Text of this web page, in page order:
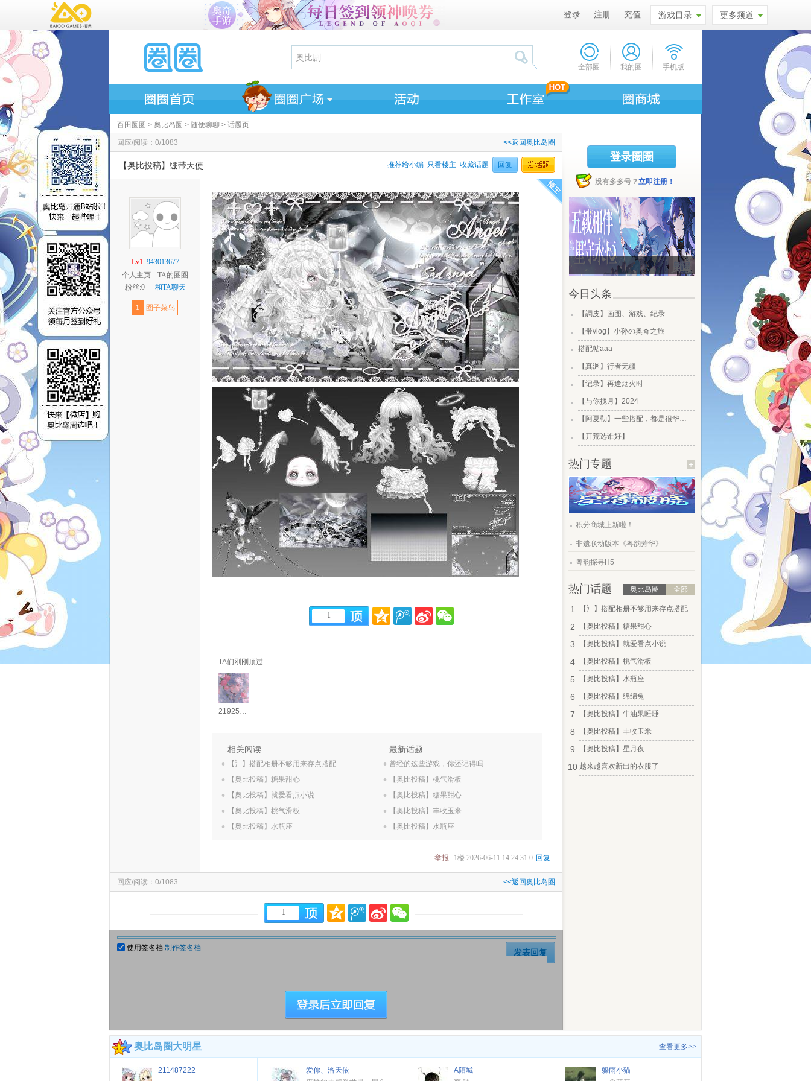
充值 游戏目录 更多频道
登录 注册
全部圈 我的圈 手机版
百田圈圈 > 奥比岛圈 > 随便聊聊 > 话题页
<<返回奥比岛圈
回应/阅读：0/1083
【奥比投稿】绷带天使 回复
收藏话题
只看楼主
推荐给小编
Lv1 943013677
个人主页
TA的圈圈
粉丝:0
和TA聊天
1 圈子菜鸟
1
TA们刚刚顶过
219256925
相关阅读
. 【氵】搭配相册不够用来存点搭配
. 【奥比投稿】糖果甜心
. 【奥比投稿】就爱看点小说
. 【奥比投稿】桃气滑板
. 【奥比投稿】水瓶座
最新话题
. 曾经的这些游戏，你还记得吗
. 【奥比投稿】桃气滑板
. 【奥比投稿】糖果甜心
. 【奥比投稿】丰收玉米
. 【奥比投稿】水瓶座
回复
举报 1楼 2026-06-11 14:24:31.0
<<返回奥比岛圈
回应/阅读：0/1083
1
发表回复
使用签名档 制作签名档
登录圈圈
没有多多号？ 立即注册！
今日头条
. 【調皮】画图、游戏、纪录
. 【带vlog】小孙の奥奇之旅
. 搭配帖aaa
. 【真渊】行者无疆
. 【记录】再逢烟火时
. 【与你揽月】2024
. 【阿夏勒】一些搭配，都是很华丽的一些搭配
. 【开荒选谁好】
热门专题 +
. 积分商城上新啦！
. 非遗联动版本《粤韵芳华》
. 粤韵探寻H5
热门话题 全部
奥比岛圈
1 【氵】搭配相册不够用来存点搭配
2 【奥比投稿】糖果甜心
3 【奥比投稿】就爱看点小说
4 【奥比投稿】桃气滑板
5 【奥比投稿】水瓶座
6 【奥比投稿】绵绵兔
7 【奥比投稿】牛油果睡睡
8 【奥比投稿】丰收玉米
9 【奥比投稿】星月夜
10 越来越喜欢新出的衣服了
查看更多>>
奥比岛圈大明星
211487222
爱你、洛天依
A陌城
躲雨小猫